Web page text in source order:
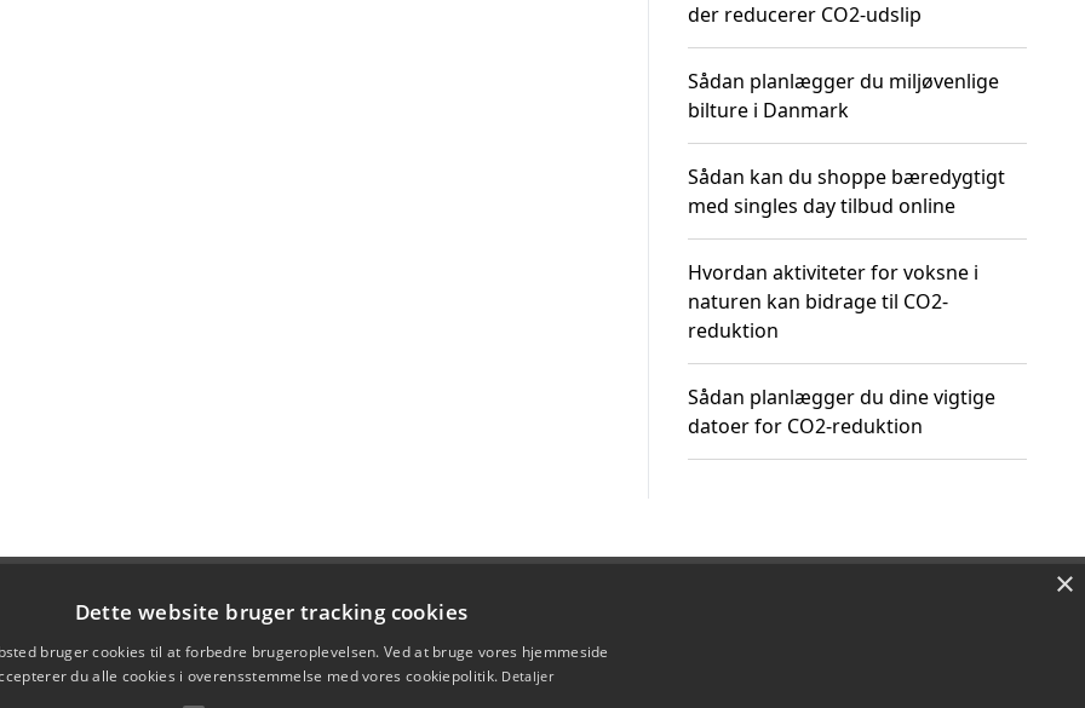
der reducerer CO2-udslip
Sådan planlægger du miljøvenlige
bilture i Danmark
Sådan kan du shoppe bæredygtigt
med singles day tilbud online
Hvordan aktiviteter for voksne i
naturen kan bidrage til CO2-
reduktion
Sådan planlægger du dine vigtige
datoer for CO2-reduktion
×
Dette website bruger tracking cookies
bruger cookies til at forbedre brugeroplevelsen. Ved at bruge vores hjemmeside
du alle cookies i overensstemmelse med vores cookiepolitik. Detaljer